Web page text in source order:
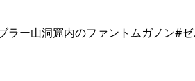
ラー山洞窟内のファントムガノン#